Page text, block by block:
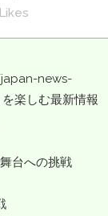
Likes
news-
楽しむ最新情報
台への挑戦